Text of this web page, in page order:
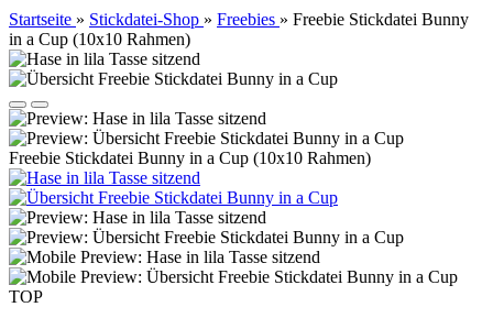
Startseite » Stickdatei-Shop » Freebies » Freebie Stickdatei Bunny
in a Cup (10x10 Rahmen)
Freebie Stickdatei Bunny in a Cup (10x10 Rahmen)
TOP